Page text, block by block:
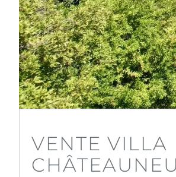
VENTE VILLA